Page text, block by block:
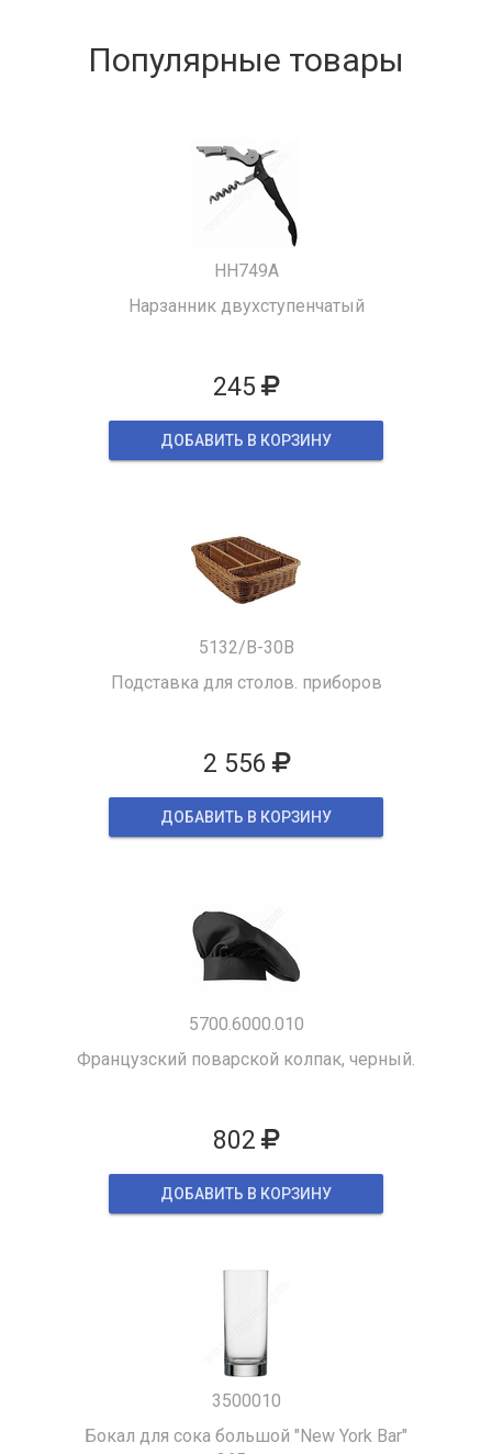
Популярные товары
HH749A
Нарзанник двухступенчатый
245
ДОБАВИТЬ В КОРЗИНУ
5132/B-30B
Подставка для столов. приборов
2 556
ДОБАВИТЬ В КОРЗИНУ
5700.6000.010
Французский поварской колпак, черный.
802
ДОБАВИТЬ В КОРЗИНУ
3500010
Бокал для сока большой "New York Bar"